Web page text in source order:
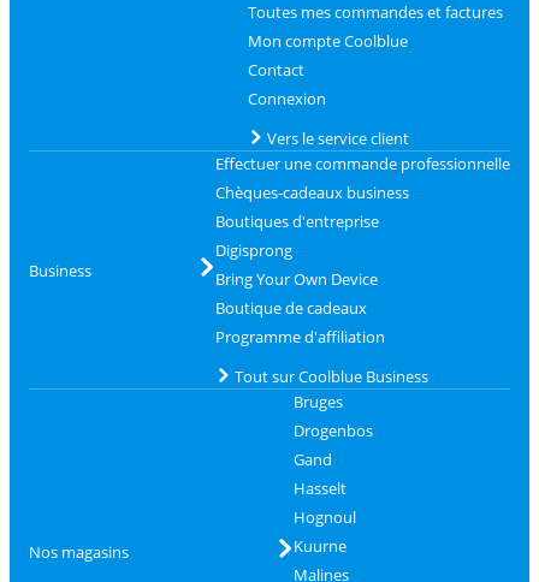
Toutes mes commandes et factures
Mon compte Coolblue
Contact
Connexion
Vers le service client
Business
Effectuer une commande professionnelle
Chèques-cadeaux business
Boutiques d'entreprise
Digisprong
Bring Your Own Device
Boutique de cadeaux
Programme d'affiliation
Tout sur Coolblue Business
Nos magasins
Bruges
Drogenbos
Gand
Hasselt
Hognoul
Kuurne
Malines